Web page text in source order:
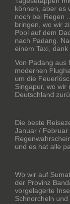
können, aber es
noch bei Regen
bringen, wo wir
Pool auf dem
nach Padang.
einem Taxi,
Von Padang aus
modernen
um die
Singapur, wo wir
Deutschland
Die beste
Januar / Februar
und es hat alle
Wo wir auf
der Provinz
vorgelagerte
Schnorcheln